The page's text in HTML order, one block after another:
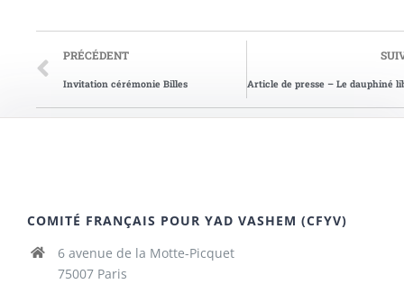
PRÉCÉDENT
Invitation cérémonie Billes
COMITÉ FRANÇAIS POUR YAD VASHEM (CFYV)
6 avenue de la Motte-Picquet
75007 Paris